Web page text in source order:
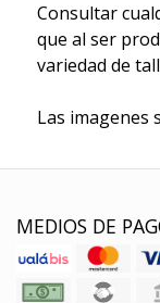
Consultar
que al ser
variedad de
Las imagenes
MEDIOS DE